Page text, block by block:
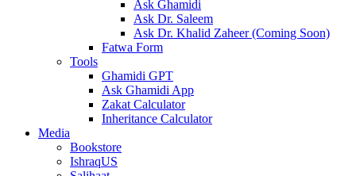
Ask Ghamidi
Ask Dr. Saleem
Ask Dr. Khalid Zaheer (Coming Soon)
Fatwa Form
Tools
Ghamidi GPT
Ask Ghamidi App
Zakat Calculator
Inheritance Calculator
Media
Bookstore
IshraqUS